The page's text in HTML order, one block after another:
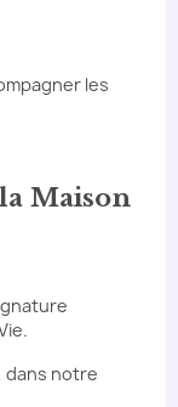
les
Maison
dans notre